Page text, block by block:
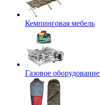
Кемпинговая мебель
Газовое оборудование